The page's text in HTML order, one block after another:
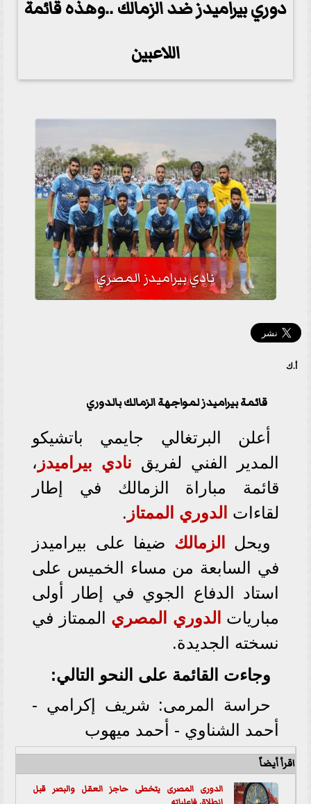
دوري بيراميدز ضد الزمالك ..وهذه قائمة
اللاعبين
نادي بيراميدز المصري
أ.ك
قائمة بيراميدز لمواجهة الزمالك بالدوري
أعلن البرتغالي جايمي باتشيكو
المدير الفني لفريق نادي بيراميدز ،
قائمة مباراة الزمالك في إطار
لقاءات الدوري الممتاز .
ويحل
الزمالك ضيفا على بيراميدز
في السابعة من مساء الخميس على
استاد الدفاع الجوي في إطار أولى
مباريات الدوري المصري الممتاز في
نسخته الجديدة.
وجاءت القائمة على النحو التالي:
حراسة المرمى: شريف إكرامي -
أحمد الشناوي - أحمد ميهوب
اقرأ أيضاً
الدورى المصرى يتخطى حاجز العقل والبصر قبل